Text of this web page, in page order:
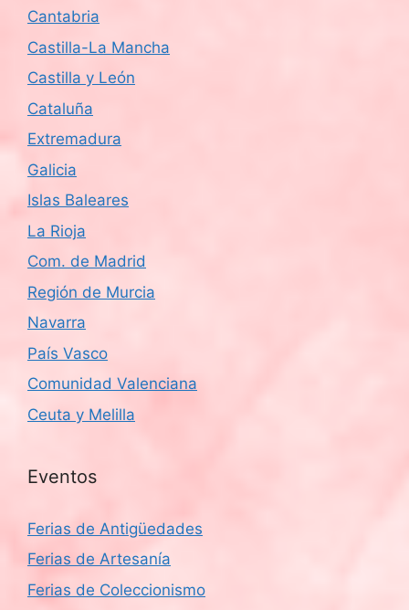
Cantabria
Castilla-La Mancha
Castilla y León
Cataluña
Extremadura
Galicia
Islas Baleares
La Rioja
Com. de Madrid
Región de Murcia
Navarra
País Vasco
Comunidad Valenciana
Ceuta y Melilla
Eventos
Ferias de Antigüedades
Ferias de Artesanía
Ferias de Coleccionismo